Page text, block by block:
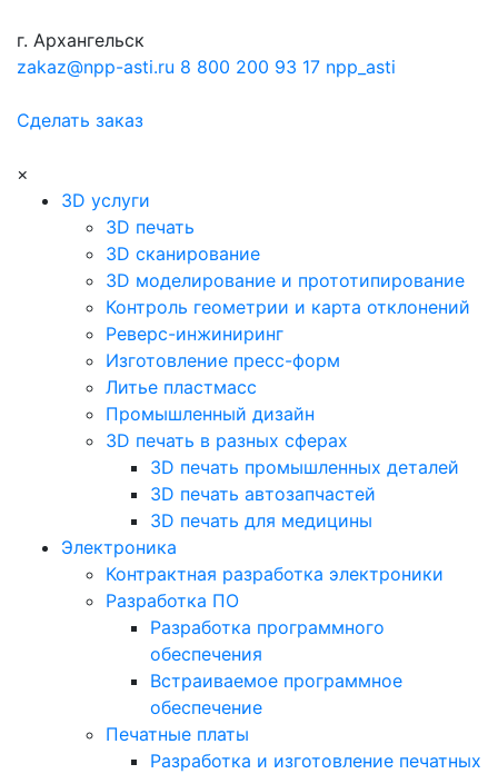
г. Архангельск
zakaz@npp-asti.ru 8 800 200 93 17 npp_asti
Сделать заказ
×
3D услуги
3D печать
3D сканирование
3D моделирование и прототипирование
Контроль геометрии и карта отклонений
Реверс-инжиниринг
Изготовление пресс-форм
Литье пластмасс
Промышленный дизайн
3D печать в разных сферах
3D печать промышленных деталей
3D печать автозапчастей
3D печать для медицины
Электроника
Контрактная разработка электроники
Разработка ПО
Разработка программного
обеспечения
Встраиваемое программное
обеспечение
Печатные платы
Разработка и изготовление печатных